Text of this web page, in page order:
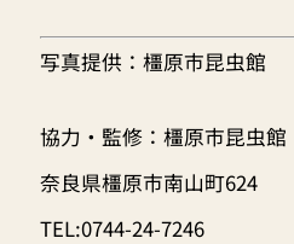
写真提供：橿原市昆虫館
協力・監修：橿原市昆虫館
奈良県橿原市南山町624
TEL:0744-24-7246